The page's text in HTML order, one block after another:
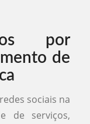
por
de
sociais na
de serviços,